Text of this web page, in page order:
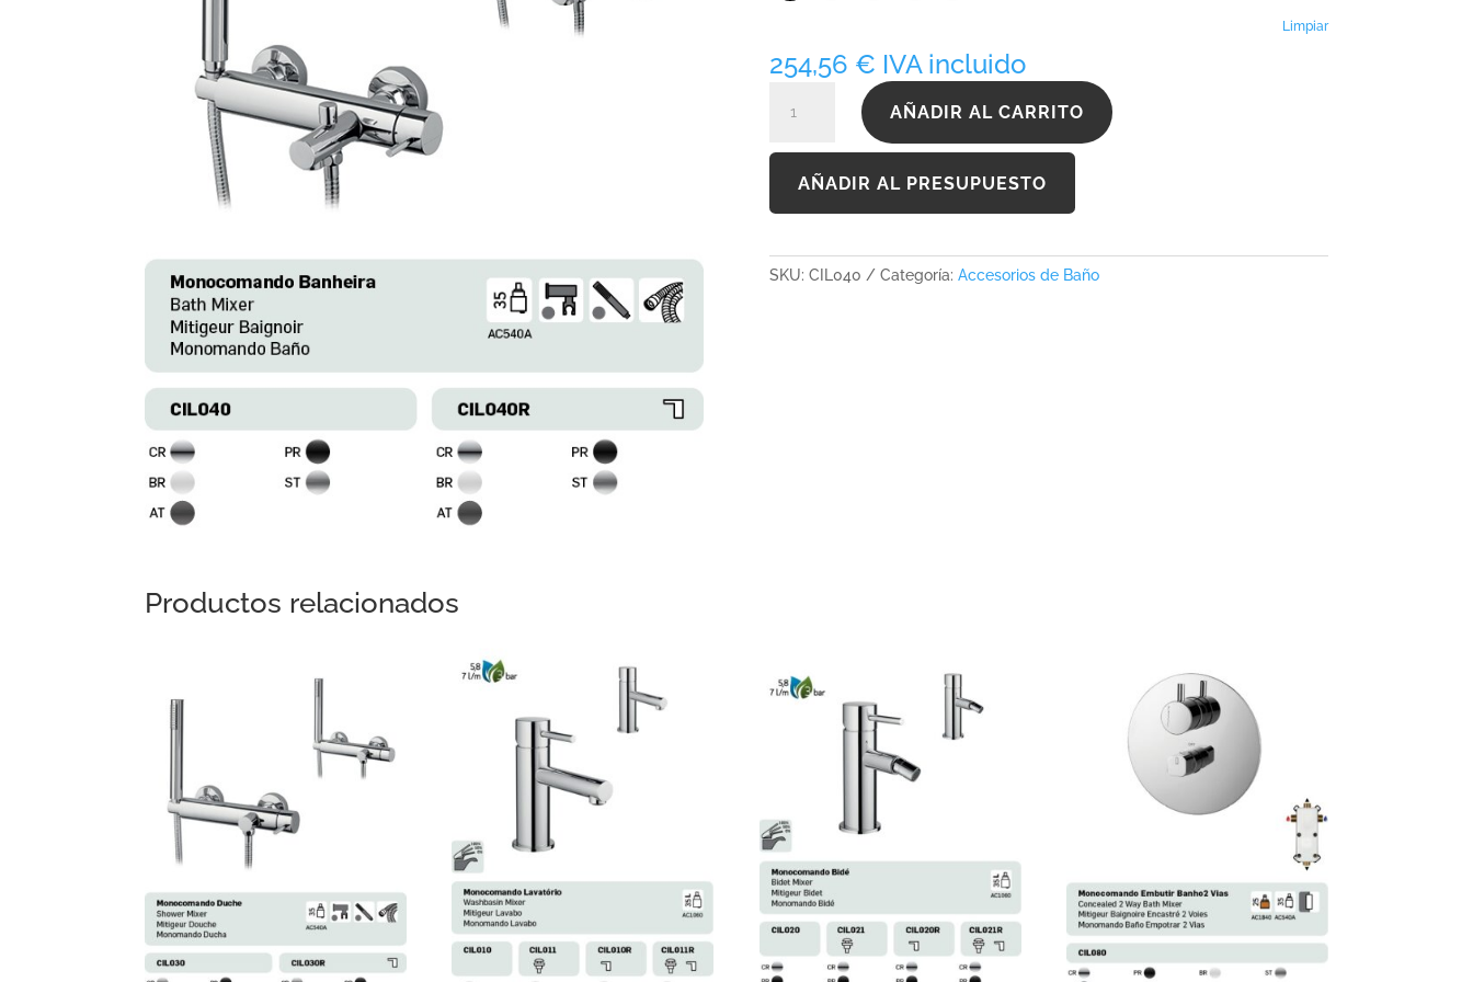
Limpiar
254,56 € IVA incluido
cantidad
AÑADIR AL CARRITO
AÑADIR AL PRESUPUESTO
SKU: CIL040 Categoría: Accesorios de Baño
Productos relacionados